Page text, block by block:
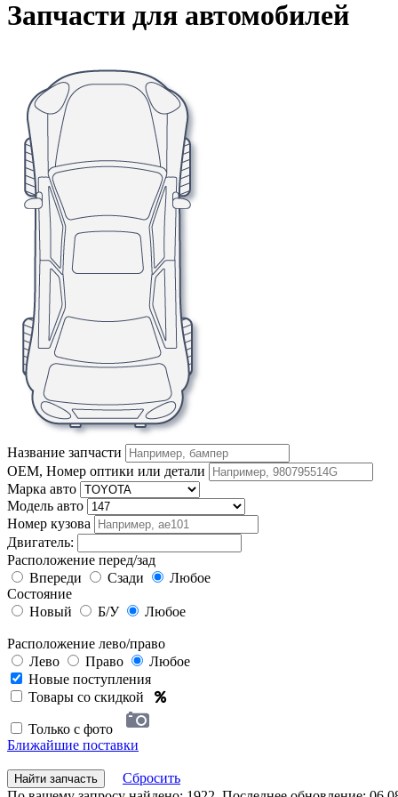
Запчасти для автомобилей
Название запчасти
OEM, Номер оптики или детали
Марка авто
Модель авто
Номер кузова
Двигатель:
Расположение перед/зад
Впереди
Сзади
Любое
Состояние
Новый
Б/У Любое
Расположение лево/право
Лево
Право
Любое
Новые поступления
Товары со скидкой
Только с фото
Ближайшие поставки
Найти запчасть
Сбросить